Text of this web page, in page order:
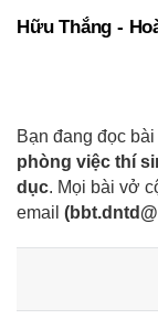
Hữu Thắng -
Bạn đang đọc
phòng việc thí
dục. Mọi bài vở
email (